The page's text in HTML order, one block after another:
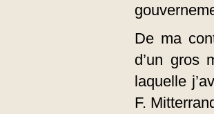
De ma
d’un gros
laquelle
F.